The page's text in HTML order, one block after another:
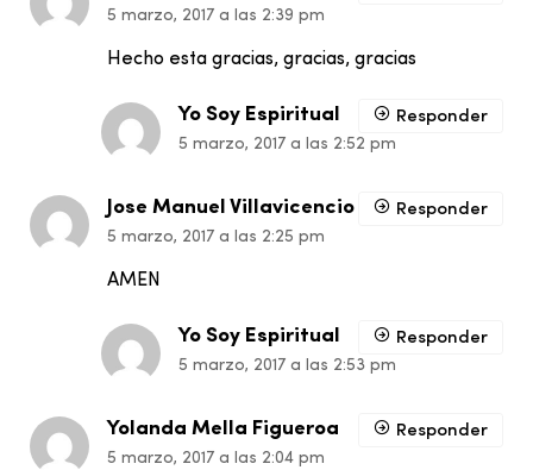
5 marzo, 2017 a las 2:39 pm
Hecho esta gracias, gracias, gracias
Yo Soy Espiritual
5 marzo, 2017 a las 2:52 pm
Responder
Jose Manuel Villavicencio
5 marzo, 2017 a las 2:25 pm
AMEN
Responder
Yo Soy Espiritual
5 marzo, 2017 a las 2:53 pm
Responder
Yolanda Mella Figueroa
5 marzo, 2017 a las 2:04 pm
Responder